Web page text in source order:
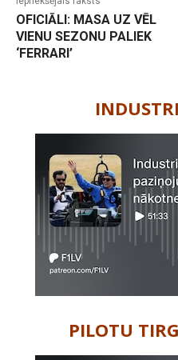
OFICIĀLI: MASA UZ VĒL
VIENU SEZONU PALIEK
‘FERRARI’
PILOTU